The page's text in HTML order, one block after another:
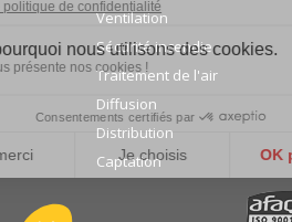
Ventilation
Sécurité incendie
Traitement de l'air
Diffusion
Distribution
Captation